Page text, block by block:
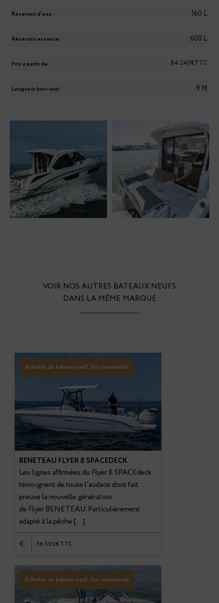
Réservoir d’eau : 160 L
Réservoir essence: 600 L
Prix à partir de : 84 240€TTC
Longueur hors tout : 9 M
VOIR NOS AUTRES BATEAUX NEUFS
DANS LA MÊME MARQUE
BENETEAU FLYER 8 SPACEDECK
Les lignes affirmées du Flyer 8 SPACEdeck
témoignent de toute l’audace dont fait
preuve la nouvelle génération
de Flyer BENETEAU. Particulièrement
adapté à la pêche […]
Acheter un bateau neuf, Sur commande
€ 56 520€TTC
Acheter un bateau neuf, Sur commande